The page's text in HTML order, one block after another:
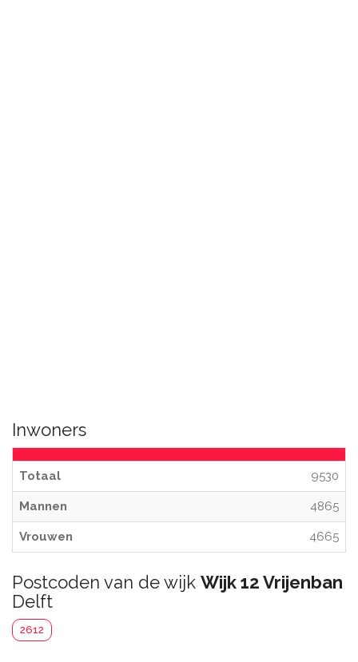
Inwoners
Totaal 9530
Mannen 4865
Vrouwen 4665
Postcoden van de wijk Wijk 12 Vrijenban
Delft
2612